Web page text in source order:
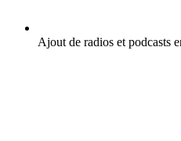
Ajout de radios et podcasts